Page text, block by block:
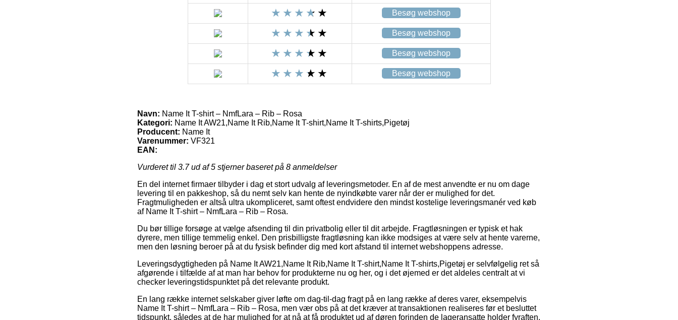
Besøg webshop
Besøg webshop
Besøg webshop
Besøg webshop
Navn: Name It T-shirt – NmfLara – Rib – Rosa
Kategori: Name It AW21,Name It Rib,Name It T-shirt,Name It T-shirts,Pigetøj
Producent: Name It
Varenummer: VF321
EAN:
Vurderet til 3.7ud af 5 stjerner baseret på 8 anmeldelser
En del internet firmaer tilbyder i dag et stort udvalg af leveringsmetoder. En af de mest anvendte er nu om dage
levering til en pakkeshop, så du nemt selv kan hente de nyindkøbte varer når der er mulighed for det.
Fragtmuligheden er altså ultra ukompliceret, samt oftest endvidere den mindst kostelige leveringsmanér ved køb
af Name It T-shirt – NmfLara – Rib – Rosa.
Du bør tillige forsøge at vælge afsending til din privatbolig eller til dit arbejde. Fragtløsningen er typisk et hak
dyrere, men tillige temmelig enkel. Den prisbilligste fragtløsning kan ikke modsiges at være selv at hente varerne,
men den løsning beroer på at du fysisk befinder dig med kort afstand til internet webshoppens adresse.
Leveringsdygtigheden på Name It AW21,Name It Rib,Name It T-shirt,Name It T-shirts,Pigetøj er selvfølgelig ret så
afgørende i tilfælde af at man har behov for produkterne nu og her, og i det øjemed er det aldeles centralt at vi
checker leveringstidspunktet på det relevante produkt.
En lang række internet selskaber giver løfte om dag-til-dag fragt på en lang række af deres varer, eksempelvis
Name It T-shirt – NmfLara – Rib – Rosa, men vær obs på at det kræver at transaktionen realiseres før et besluttet
tidspunkt, således at de har mulighed for at nå at få produktet ud af døren forinden de lageransatte holder fyraften.